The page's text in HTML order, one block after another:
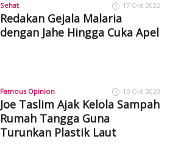
Sehat 17 Okt 2022
Redakan Gejala Malaria
dengan Jahe Hingga Cuka Apel
Famous Opinion 10 Okt 2020
Joe Taslim Ajak Kelola Sampah
Rumah Tangga Guna
Turunkan Plastik Laut